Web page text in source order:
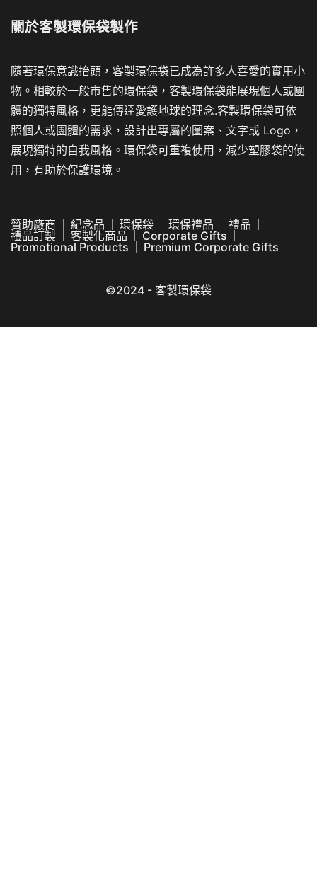
關於客製環保袋製作
隨著環保意識抬頭，客製環保袋已成為許多人喜愛的實用小
物。相較於一般市售的環保袋，客製環保袋能展現個人或團
體的獨特風格，更能傳達愛護地球的理念.客製環保袋可依
照個人或團體的需求，設計出專屬的圖案、文字或 Logo，
展現獨特的自我風格。環保袋可重複使用，減少塑膠袋的使
用，有助於保護環境。
贊助廠商 紀念品 環保袋 環保禮品
禮品
禮品訂製
客製化商品
Corporate Gifts
Promotional Products
Premium Corporate Gifts
©2024 - 客製環保袋